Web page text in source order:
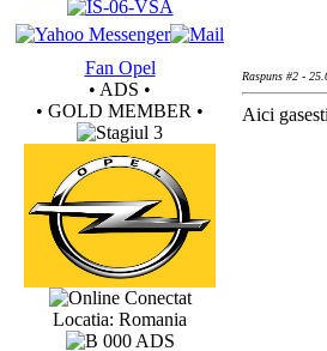
Fan Opel
• ADS •
• GOLD MEMBER •
Conectat
Locatia: Romania
Raspuns #2 -
Aici